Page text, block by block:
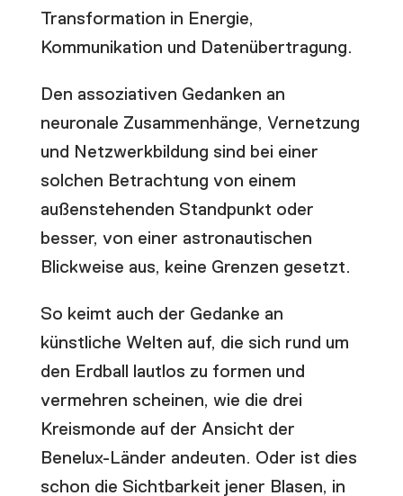
Transformation in Energie,
Kommunikation und Datenübertragung.
Den assoziativen Gedanken an
neuronale Zusammenhänge, Vernetzung
und Netzwerkbildung sind bei einer
solchen Betrachtung von einem
außenstehenden Standpunkt oder
besser, von einer astronautischen
Blickweise aus, keine Grenzen gesetzt.
So keimt auch der Gedanke an
künstliche Welten auf, die sich rund um
den Erdball lautlos zu formen und
vermehren scheinen, wie die drei
Kreismonde auf der Ansicht der
Benelux-Länder andeuten. Oder ist dies
schon die Sichtbarkeit jener Blasen, in